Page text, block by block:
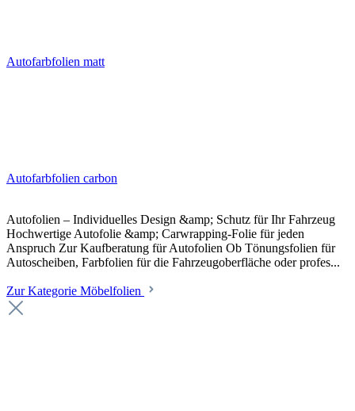
Autofarbfolien matt
Autofarbfolien carbon
Autofolien – Individuelles Design &amp; Schutz für Ihr Fahrzeug
Hochwertige Autofolie &amp; Carwrapping-Folie für jeden
Anspruch Zur Kaufberatung für Autofolien Ob Tönungsfolien für
Autoscheiben, Farbfolien für die Fahrzeugoberfläche oder profes...
Zur Kategorie Möbelfolien